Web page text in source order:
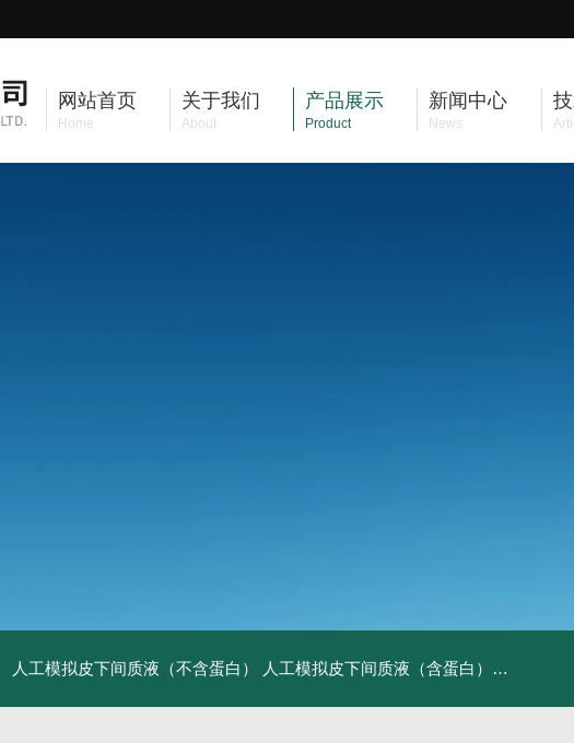
网站首页
Home
关于我们
About
产品展示
Product
新闻中心
News
人工模拟皮下间质液（不含蛋白） 人工模拟皮下间质液（含蛋白） FITC标记